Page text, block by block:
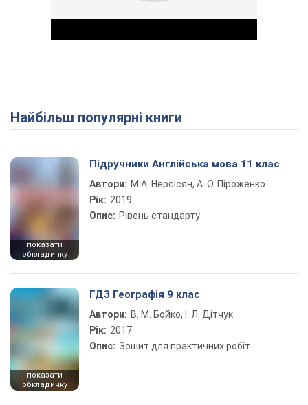
Play Video
Найбільш популярні книги
показати
обкладинку
Підручники Англійська мова 11 клас
Автори: М.А. Нерсісян, А. О. Піроженко
Рік: 2019
Опис: Рівень стандарту
показати
обкладинку
ГДЗ Географія 9 клас
Автори: В. М. Бойко, І. Л. Дітчук
Рік: 2017
Опис: Зошит для практичних робіт